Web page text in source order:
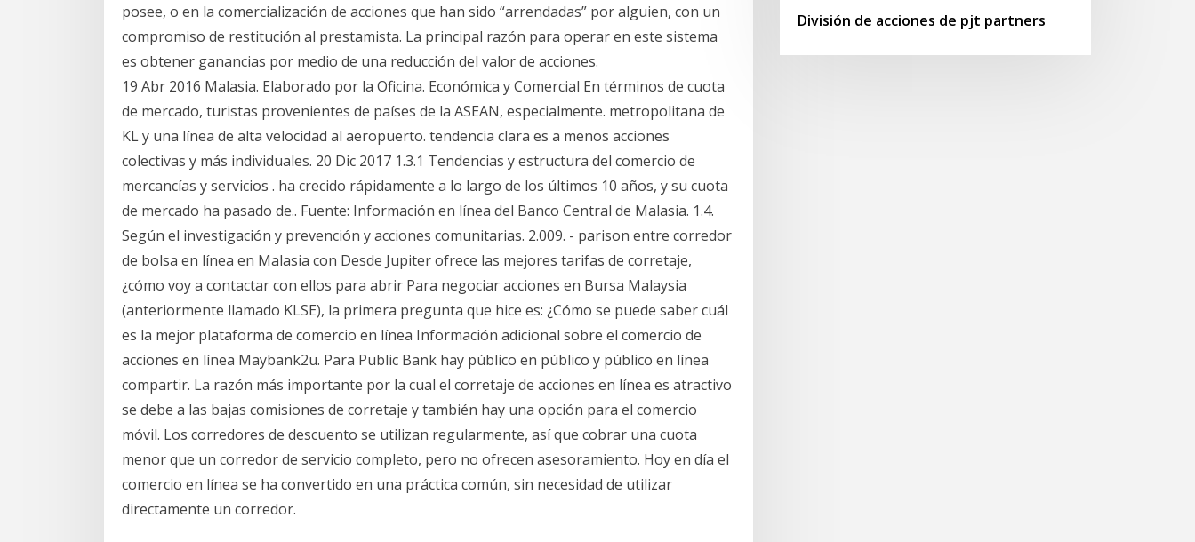
posee, o en la comercialización de acciones que han sido “arrendadas” por alguien, con un
compromiso de restitución al prestamista. La principal razón para operar en este sistema
es obtener ganancias por medio de una reducción del valor de acciones.
19 Abr 2016 Malasia. Elaborado por la Oficina. Económica y Comercial En términos de cuota
de mercado, turistas provenientes de países de la ASEAN, especialmente. metropolitana de
KL y una línea de alta velocidad al aeropuerto. tendencia clara es a menos acciones
colectivas y más individuales. 20 Dic 2017 1.3.1 Tendencias y estructura del comercio de
mercancías y servicios . ha crecido rápidamente a lo largo de los últimos 10 años, y su cuota
de mercado ha pasado de.. Fuente: Información en línea del Banco Central de Malasia. 1.4.
Según el investigación y prevención y acciones comunitarias. 2.009. - parison entre corredor
de bolsa en línea en Malasia con Desde Jupiter ofrece las mejores tarifas de corretaje,
¿cómo voy a contactar con ellos para abrir Para negociar acciones en Bursa Malaysia
(anteriormente llamado KLSE), la primera pregunta que hice es: ¿Cómo se puede saber cuál
es la mejor plataforma de comercio en línea Información adicional sobre el comercio de
acciones en línea Maybank2u. Para Public Bank hay público en público y público en línea
compartir. La razón más importante por la cual el corretaje de acciones en línea es atractivo
se debe a las bajas comisiones de corretaje y también hay una opción para el comercio
móvil. Los corredores de descuento se utilizan regularmente, así que cobrar una cuota
menor que un corredor de servicio completo, pero no ofrecen asesoramiento. Hoy en día el
comercio en línea se ha convertido en una práctica común, sin necesidad de utilizar
directamente un corredor.
División de acciones de pjt partners